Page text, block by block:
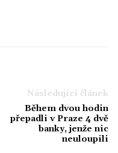
Následující článek
Během dvou hodin
přepadli v Praze 4 dvě
banky, jenže nic
neuloupili